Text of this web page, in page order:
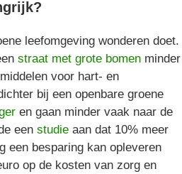
leefomgeving wonderen doet.
straat met grote bomen minder
voor hart- en
bij een openbare groene
en gaan minder vaak naar de
een studie aan dat 10% meer
een besparing kan opleveren
op de kosten van zorg en